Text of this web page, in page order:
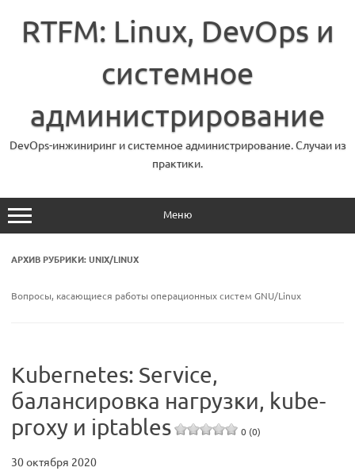
содержимому
RTFM: Linux, DevOps и
системное
администрирование
DevOps-инжиниринг и системное администрирование. Случаи из
практики.
Меню
АРХИВ РУБРИКИ:UNIX/LINUX
Вопросы, касающиеся работы операционных систем GNU/Linux
Kubernetes: Service,
балансировка нагрузки, kube-
proxy и iptables
0 (0)
30 октября 2020